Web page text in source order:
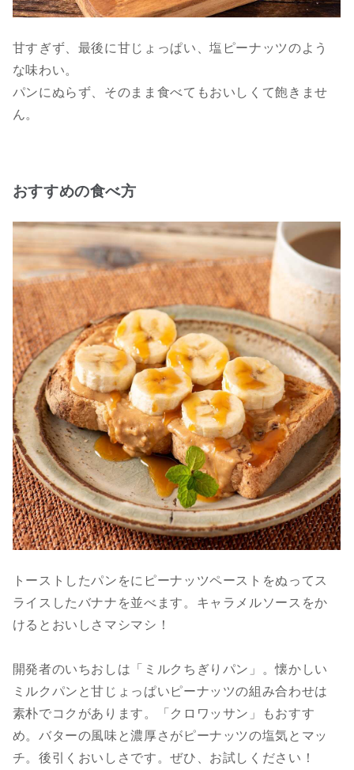
甘すぎず、最後に甘じょっぱい、塩ピーナッツのよう
な味わい。
パンにぬらず、そのまま食べてもおいしくて飽きませ
ん。
おすすめの食べ方
トーストしたパンをにピーナッツペーストをぬってス
ライスしたバナナを並べます。キャラメルソースをか
けるとおいしさマシマシ！
開発者のいちおしは「ミルクちぎりパン」。懐かしい
ミルクパンと甘じょっぱいピーナッツの組み合わせは
素朴でコクがあります。「クロワッサン」もおすす
め。バターの風味と濃厚さがピーナッツの塩気とマッ
チ。後引くおいしさです。ぜひ、お試しください！